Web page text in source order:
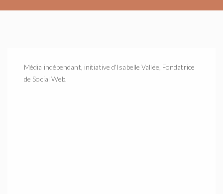
Média indépendant, initiative d'Isabelle Vallée, Fondatrice
de Social Web.